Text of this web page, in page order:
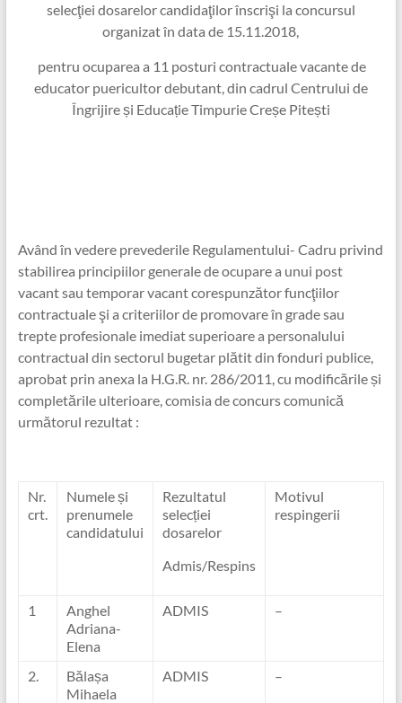
selecţiei dosarelor candidaţilor înscrişi la concursul
organizat în data de 15.11.2018,
pentru ocuparea a 11 posturi contractuale vacante de
educator puericultor debutant, din cadrul Centrului de
Îngrijire și Educație Timpurie Creșe Pitești
Având în vedere prevederile Regulamentului- Cadru privind
stabilirea principiilor generale de ocupare a unui post
vacant sau temporar vacant corespunzător funcţiilor
contractuale şi a criteriilor de promovare în grade sau
trepte profesionale imediat superioare a personalului
contractual din sectorul bugetar plătit din fonduri publice,
aprobat prin anexa la H.G.R. nr. 286/2011, cu modificările și
completările ulterioare, comisia de concurs comunică
următorul rezultat :
Nr.
crt.
Numele și
prenumele
candidatului
Rezultatul
selecției
dosarelor
Admis/Respins
Motivul
respingerii
1
Anghel
Adriana-
Elena
ADMIS –
2.
Bălașa
Mihaela
ADMIS –